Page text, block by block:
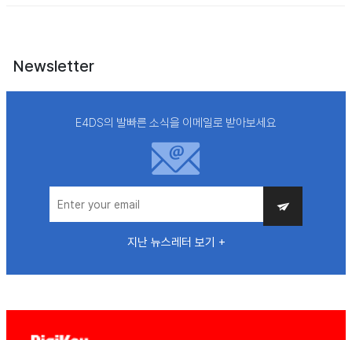
Newsletter
E4DS의 발빠른 소식을 이메일로 받아보세요
지난 뉴스레터 보기 +